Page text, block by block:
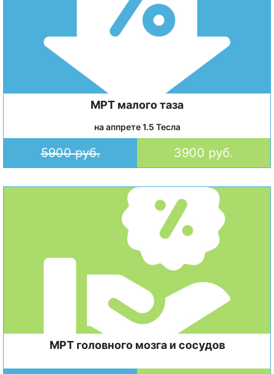
МРТ малого таза
на аппрете 1.5 Тесла
5900 руб. 3900 руб.
МРТ головного мозга и сосудов